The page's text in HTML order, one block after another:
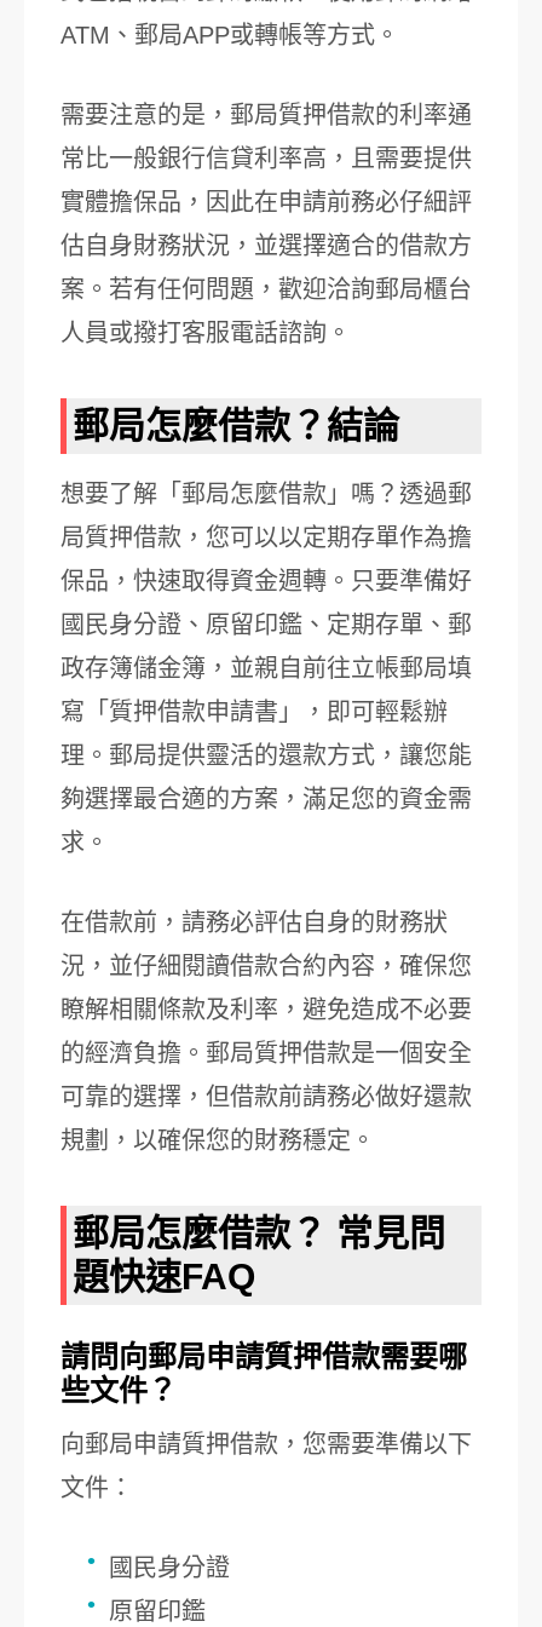
ATM、郵局APP或轉帳等方式。
需要注意的是，郵局質押借款的利率通
常比一般銀行信貸利率高，且需要提供
實體擔保品，因此在申請前務必仔細評
估自身財務狀況，並選擇適合的借款方
案。若有任何問題，歡迎洽詢郵局櫃台
人員或撥打客服電話諮詢。
郵局怎麼借款？結論
想要了解「郵局怎麼借款」嗎？透過郵
局質押借款，您可以以定期存單作為擔
保品，快速取得資金週轉。只要準備好
國民身分證、原留印鑑、定期存單、郵
政存簿儲金簿，並親自前往立帳郵局填
寫「質押借款申請書」，即可輕鬆辦
理。郵局提供靈活的還款方式，讓您能
夠選擇最合適的方案，滿足您的資金需
求。
在借款前，請務必評估自身的財務狀
況，並仔細閱讀借款合約內容，確保您
瞭解相關條款及利率，避免造成不必要
的經濟負擔。郵局質押借款是一個安全
可靠的選擇，但借款前請務必做好還款
規劃，以確保您的財務穩定。
郵局怎麼借款？ 常見問
題快速FAQ
請問向郵局申請質押借款需要哪
些文件？
向郵局申請質押借款，您需要準備以下
文件：
國民身分證
原留印鑑